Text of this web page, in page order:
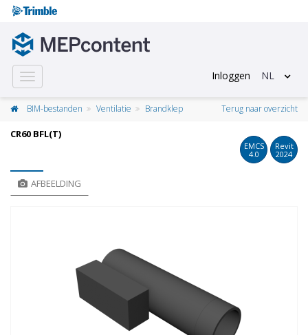
Toggle
navigation
Inloggen NL
BIM-bestanden Ventilatie Brandklep Terug naar overzicht
CR60 BFL(T)
EMCS
4.0
Revit
2024
AFBEELDING